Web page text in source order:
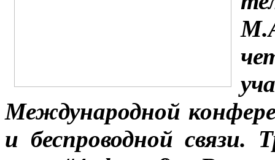
Международной
и беспроводной связи.